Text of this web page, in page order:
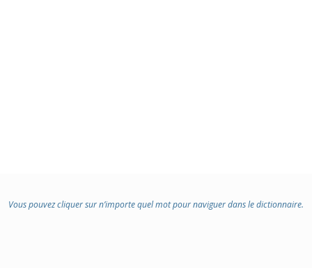
Vous pouvez cliquer sur n’importe quel mot pour naviguer dans le dictionnaire.